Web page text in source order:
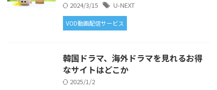
2024/3/15 U-NEXT
VOD動画配信サービス
韓国ドラマ、海外ドラマを見れるお得
なサイトはどこか
2025/1/2